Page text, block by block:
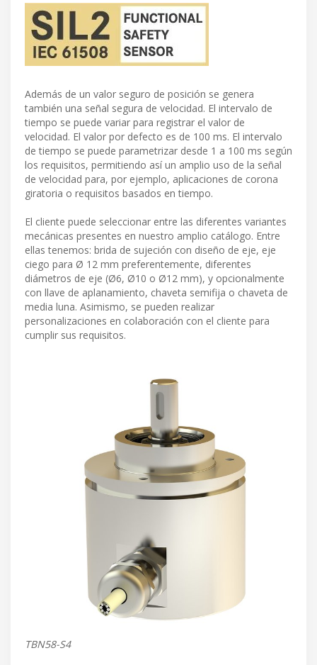
Además de un valor seguro de posición se genera
también una señal segura de velocidad. El intervalo de
tiempo se puede variar para registrar el valor de
velocidad. El valor por defecto es de 100 ms. El intervalo
de tiempo se puede parametrizar desde 1 a 100 ms según
los requisitos, permitiendo así un amplio uso de la señal
de velocidad para, por ejemplo, aplicaciones de corona
giratoria o requisitos basados en tiempo.
El cliente puede seleccionar entre las diferentes variantes
mecánicas presentes en nuestro amplio catálogo. Entre
ellas tenemos: brida de sujeción con diseño de eje, eje
ciego para Ø 12 mm preferentemente, diferentes
diámetros de eje (Ø6, Ø10 o Ø12 mm), y opcionalmente
con llave de aplanamiento, chaveta semifija o chaveta de
media luna. Asimismo, se pueden realizar
personalizaciones en colaboración con el cliente para
cumplir sus requisitos.
TBN58-S4